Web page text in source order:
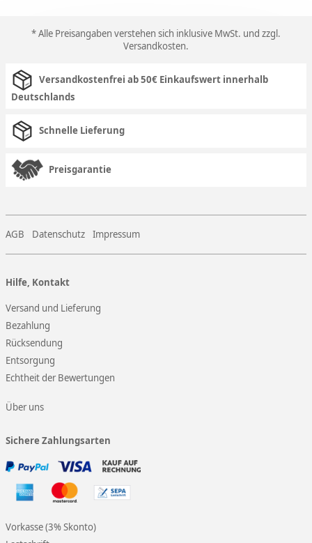
* Alle Preisangaben verstehen sich inklusive MwSt. und zzgl.
Versandkosten.
Versandkostenfrei ab 50€ Einkaufswert innerhalb
Deutschlands
Schnelle Lieferung
Preisgarantie
AGB Datenschutz Impressum
Hilfe, Kontakt
Versand und Lieferung
Bezahlung
Rücksendung
Entsorgung
Echtheit der Bewertungen
Über uns
Sichere Zahlungsarten
Vorkasse (3% Skonto)